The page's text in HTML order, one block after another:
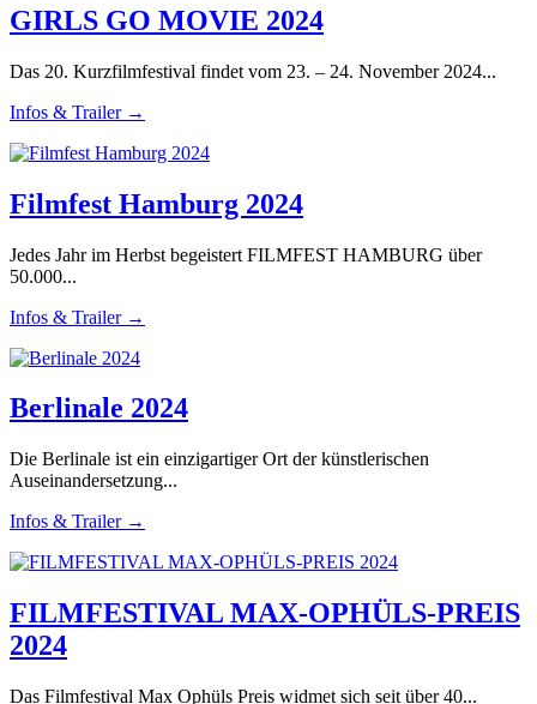
GIRLS GO MOVIE 2024
Das 20. Kurzfilmfestival findet vom 23. – 24. November 2024...
Infos & Trailer →
Filmfest Hamburg 2024
Jedes Jahr im Herbst begeistert FILMFEST HAMBURG über
50.000...
Infos & Trailer →
Berlinale 2024
Die Berlinale ist ein einzigartiger Ort der künstlerischen
Auseinandersetzung...
Infos & Trailer →
FILMFESTIVAL MAX-OPHÜLS-PREIS
2024
Das Filmfestival Max Ophüls Preis widmet sich seit über 40...